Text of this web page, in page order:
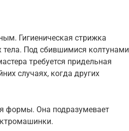
Гигиеническая стрижка
тела. Под сбившимися колтунами
требуется придельная
случаях, когда других
формы. Она подразумевает